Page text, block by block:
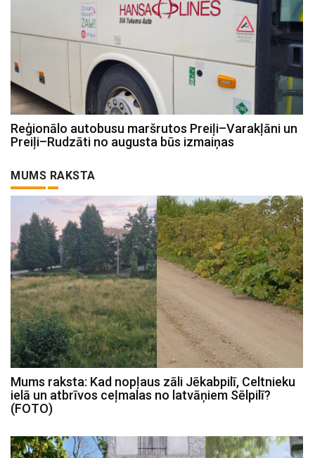
Reģionālo autobusu maršrutos Preiļi–Varakļāni un
Preiļi–Rudzāti no augusta būs izmaiņas
MUMS RAKSTA
Mums raksta: Kad nopļaus zāli Jēkabpilī, Celtnieku
ielā un atbrīvos ceļmalas no latvāņiem Sēlpilī?
(FOTO)